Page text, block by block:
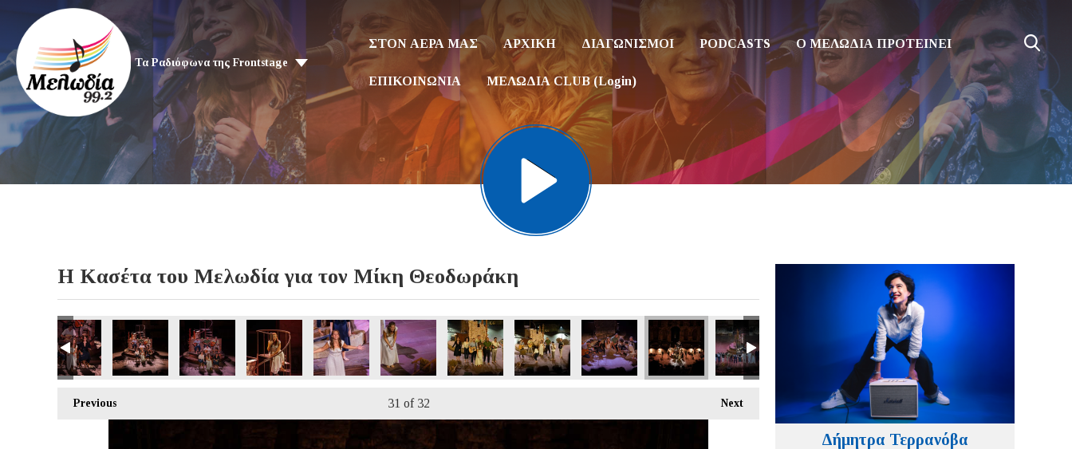
Τα Ραδιόφωνα της Frontstage
ΣΤΟΝ ΑΕΡΑ ΜΑΣ ΑΡΧΙΚΗ ΔΙΑΓΩΝΙΣΜΟΙ PODCASTS Ο ΜΕΛΩΔΙΑ ΠΡΟΤΕΙΝΕΙ
ΕΠΙΚΟΙΝΩΝΙΑ ΜΕΛΩΔΙΑ CLUB (Login)
H Kασέτα του Μελωδία για τον Μίκη Θεοδωράκη
Previous Next
31 of 32
Δήμητρα Τερρανόβα